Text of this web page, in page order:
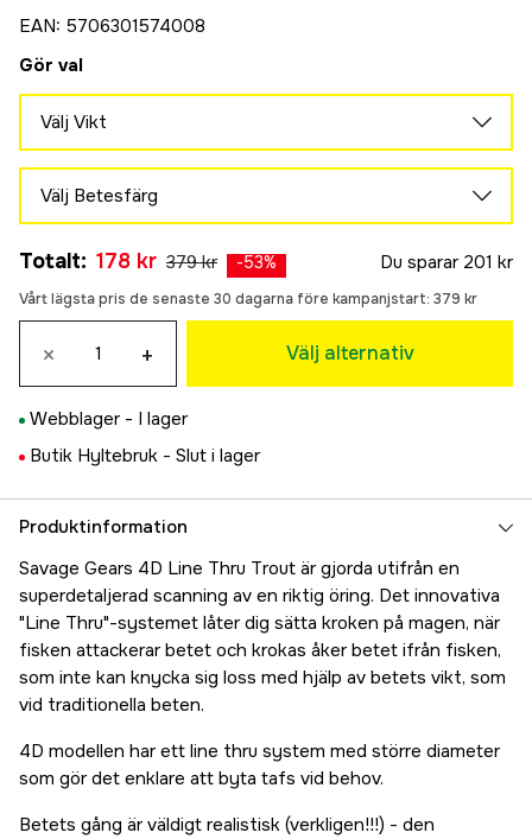
EAN: 5706301574008
Gör val
Välj Vikt
193 g
178 kr
180 g
Välj Betesfärg
178 kr
Fire Trout
178 kr
Totalt: 178 kr 379 kr -53% Du sparar 201 kr
Vårt lägsta pris de senaste 30 dagarna före kampanjstart: 379 kr
× + Välj alternativ
Webblager - I lager
Butik Hyltebruk - Slut i lager
Produktinformation
Savage Gears 4D Line Thru Trout är gjorda utifrån en
superdetaljerad scanning av en riktig öring. Det innovativa
"Line Thru"-systemet låter dig sätta kroken på magen, när
fisken attackerar betet och krokas åker betet ifrån fisken,
som inte kan knycka sig loss med hjälp av betets vikt, som
vid traditionella beten.
4D modellen har ett line thru system med större diameter
som gör det enklare att byta tafs vid behov.
Betets gång är väldigt realistisk (verkligen!!!) - den